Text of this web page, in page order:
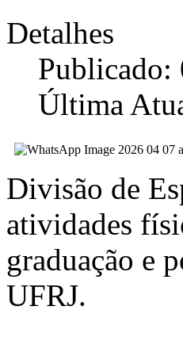
Detalhes
Última
Divisão de
atividades
graduação e
UFRJ.